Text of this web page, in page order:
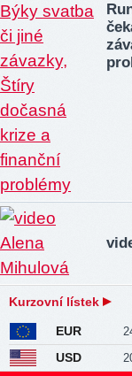
Kurzovní lístek
EUR
USD